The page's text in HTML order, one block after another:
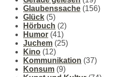
Glaubenssache (156)
Glück (5)
Hörbuch (2)
Humor (41)
Juchem (25)
Kino (12)
Kommunikation (37)
Konsum (9)